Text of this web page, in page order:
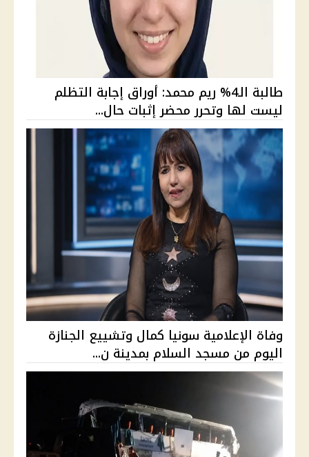
طالبة الـ4% ريم محمد: أوراق إجابة التظلم
ليست لها وتحرر محضر إثبات حال...
وفاة الإعلامية سونيا كمال وتشييع الجنازة
اليوم من مسجد السلام بمدينة ن...